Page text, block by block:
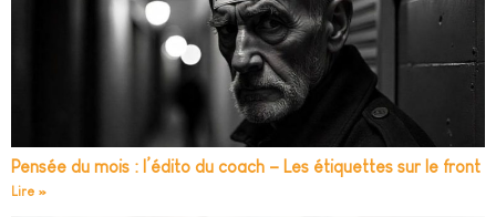
Pensée du mois : l’édito du coach – Les étiquettes sur le front
Lire »